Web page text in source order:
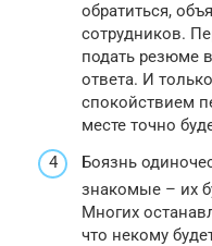
обратиться,
сотрудников.
подать резюме
ответа. И
спокойствием
месте точно
Боязнь
знакомые – их
Многих
что некому